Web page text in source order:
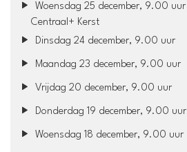
Woensdag 25 december, 9.00 uur
Centraal+ Kerst
Dinsdag 24 december, 9.00 uur
Maandag 23 december, 9.00 uur
Vrijdag 20 december, 9.00 uur
Donderdag 19 december, 9.00 uur
Woensdag 18 december, 9.00 uur